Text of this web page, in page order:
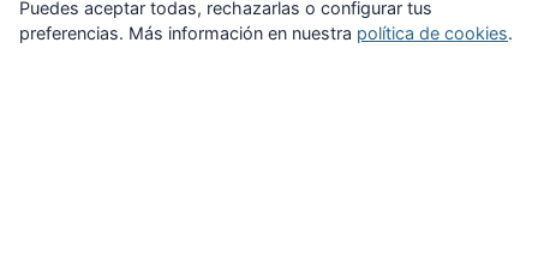
Puedes aceptar todas, rechazarlas o configurar tus
preferencias. Más información en nuestra política de cookies.